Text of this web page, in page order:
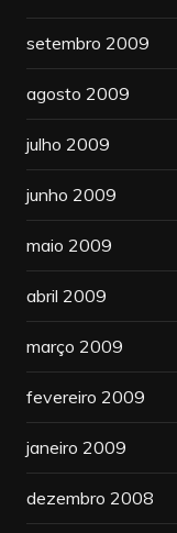
setembro 2009
agosto 2009
julho 2009
junho 2009
maio 2009
abril 2009
março 2009
fevereiro 2009
janeiro 2009
dezembro 2008